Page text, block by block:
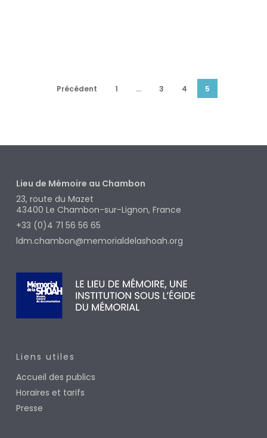
Précédent 1 … 3 4 5
Lieu de Mémoire au Chambon
23, route du Mazet
43400 Le Chambon-sur-Lignon, France
+33 (0)4 71 56 56 65
ldm.chambon@memorialdelashoah.org
Liens utiles
Accueil des publics
Horaires et tarifs
Presse